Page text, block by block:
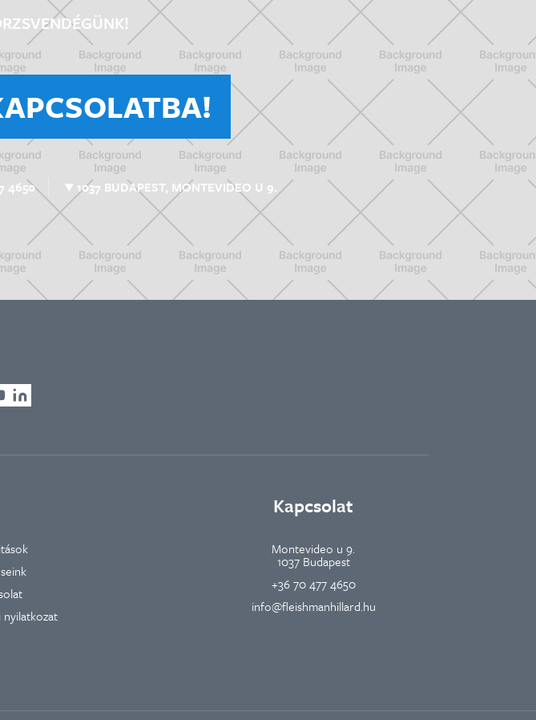
4650 1037 BUDAPEST, MONTEVIDEO U 9.
Kapcsolat
nyilatkozat
Montevideo u 9.
1037 Budapest
+36 70 477 4650
info@fleishmanhillard.hu